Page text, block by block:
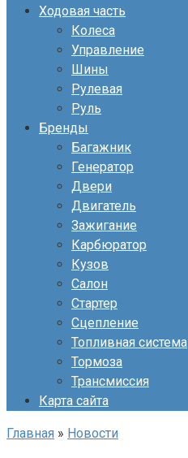
Ходовая часть
Колеса
Управление
Шины
Рулевая
Руль
Бренды
Багажник
Генератор
Двери
Двигатель
Зажигание
Карбюратор
Кузов
Салон
Стартер
Сцепление
Топливная система
Тормоза
Трансмиссия
Карта сайта
Главная » Новости